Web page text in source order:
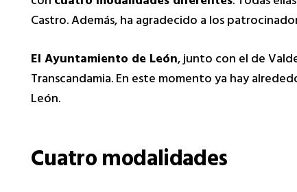
Castro. Además, ha agradecido a los
El Ayuntamiento de León, junto con el de
Transcandamia. En este momento ya hay
León.
Cuatro modalidades